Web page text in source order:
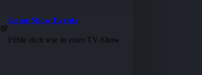
Game Show Events
Fühle dich wie in einer TV-Show.
💯